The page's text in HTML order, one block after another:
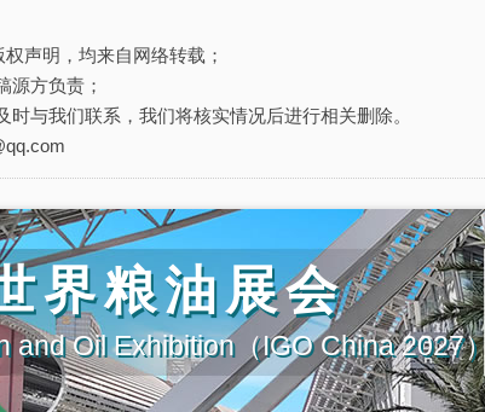
声明，均来自网络转载；
源方负责；
与我们联系，我们将核实情况后进行相关删除。
界粮油展会
Oil Exhibition（IGO China 2027）